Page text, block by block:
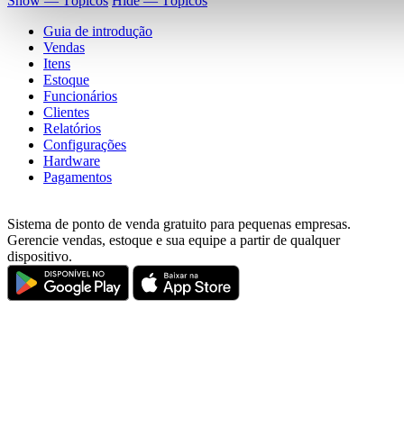
Guia de introdução
Vendas
Itens
Estoque
Funcionários
Clientes
Relatórios
Configurações
Hardware
Pagamentos
Sistema de ponto de venda gratuito para pequenas empresas.
Gerencie vendas, estoque e sua equipe a partir de qualquer
dispositivo.